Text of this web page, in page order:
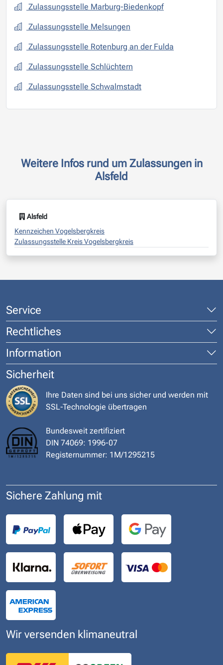
Zulassungsstelle Marburg-Biedenkopf
Zulassungsstelle Melsungen
Zulassungsstelle Rotenburg an der Fulda
Zulassungsstelle Schlüchtern
Zulassungsstelle Schwalmstadt
Weitere Infos rund um Zulassungen in
Alsfeld
Alsfeld
Kennzeichen Vogelsbergkreis
Zulassungsstelle Kreis Vogelsbergkreis
Service
Rechtliches
Information
Sicherheit
Ihre Daten sind bei uns sicher und werden mit
SSL-Technologie übertragen
Bundesweit zertifiziert
DIN 74069: 1996-07
Registernummer: 1M/1295215
Sichere Zahlung mit
Wir versenden klimaneutral